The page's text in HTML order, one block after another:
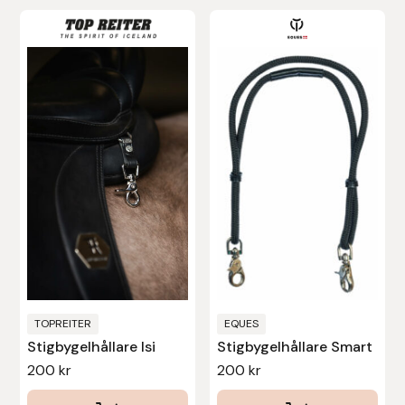
TOPREITER
Stigbygelhållare Isi
200kr
EQUES
Stigbygelhållare Smart
200 kr
Fákur Rideudstyr
Fleck
G Boots
Globus Sport
Góa